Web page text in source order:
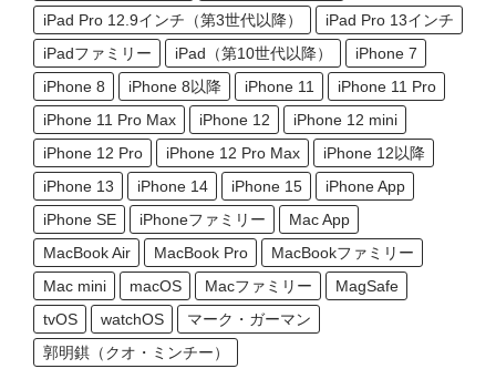
iPad Pro 12.9インチ（第3世代以降）
iPad Pro 13インチ
iPadファミリー
iPad（第10世代以降）
iPhone 7
iPhone 8
iPhone 8以降 iPhone 11
iPhone 11 Pro
iPhone 11 Pro Max
iPhone 12
iPhone 12 mini
iPhone 12 Pro
iPhone 12 Pro Max
iPhone 12以降
iPhone 13
iPhone 14 iPhone 15
iPhone App
iPhone SE
iPhoneファミリー
Mac App
MacBook Air
MacBook Pro
MacBookファミリー
Mac mini
macOS Macファミリー
MagSafe
tvOS
watchOS
マーク・ガーマン
郭明錤（クオ・ミンチー）